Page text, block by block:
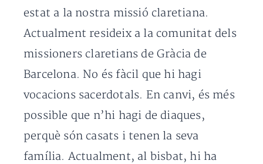
estat a la nostra missió claretiana.
Actualment resideix a la comunitat dels
missioners claretians de Gràcia de
Barcelona. No és fàcil que hi hagi
vocacions sacerdotals. En canvi, és més
possible que n’hi hagi de diaques,
perquè són casats i tenen la seva
família. Actualment, al bisbat, hi ha